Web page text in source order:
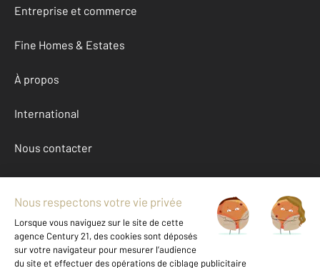
Entreprise et commerce
Fine Homes & Estates
À propos
International
Nous contacter
Mentions légales & CGU et Barèmes d'honoraires
Données personnelles
Gestionnaire des cookies